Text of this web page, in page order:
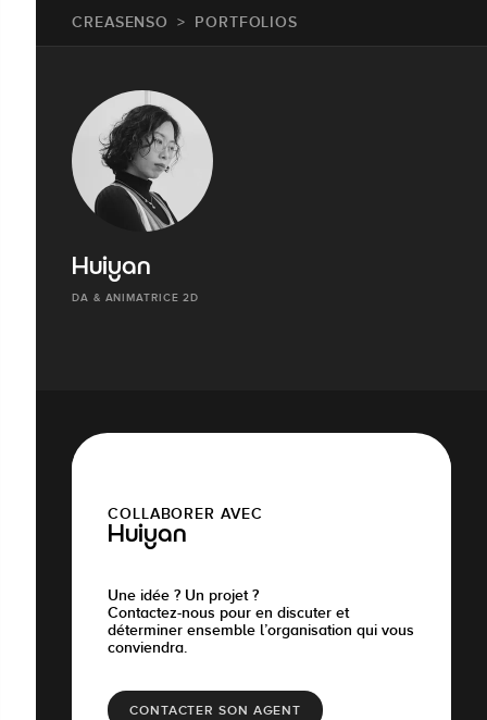
CREASENSO PORTFOLIOS
Huiyan
DA & ANIMATRICE 2D
COLLABORER AVEC
Huiyan
Une idée ? Un projet ?
Contactez-nous pour en discuter et
déterminer ensemble l’organisation qui vous
conviendra.
CONTACTER SON AGENT